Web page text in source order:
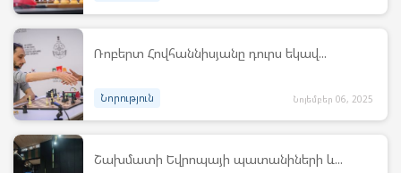
Ռոբերտ Հովհաննիսյանը դուրս եկավ...
Նորություն Նոյեմբեր 06, 2025
Շախմատի Եվրոպայի պատանիների և...